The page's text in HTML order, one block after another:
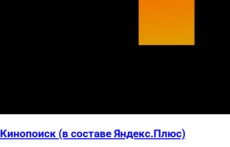
Кинопоиск (в составе Яндекс.Плюс)